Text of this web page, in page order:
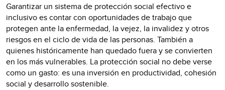
Garantizar un sistema de protección social efectivo e
inclusivo es contar con oportunidades de trabajo que
protegen ante la enfermedad, la vejez, la invalidez y otros
riesgos en el ciclo de vida de las personas. También a
quienes históricamente han quedado fuera y se convierten
en los más vulnerables. La protección social no debe verse
como un gasto: es una inversión en productividad, cohesión
social y desarrollo sostenible.